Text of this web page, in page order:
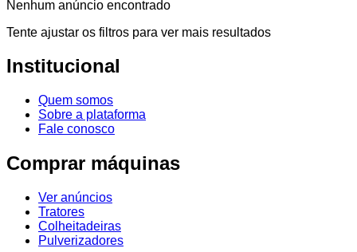
Nenhum anúncio encontrado
Tente ajustar os filtros para ver mais resultados
Institucional
Quem somos
Sobre a plataforma
Fale conosco
Comprar máquinas
Ver anúncios
Tratores
Colheitadeiras
Pulverizadores